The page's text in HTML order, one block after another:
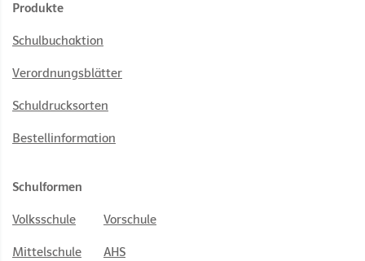
Produkte
Schulbuchaktion
Verordnungsblätter
Schuldrucksorten
Bestellinformation
Schulformen
Volksschule Vorschule
Mittelschule AHS